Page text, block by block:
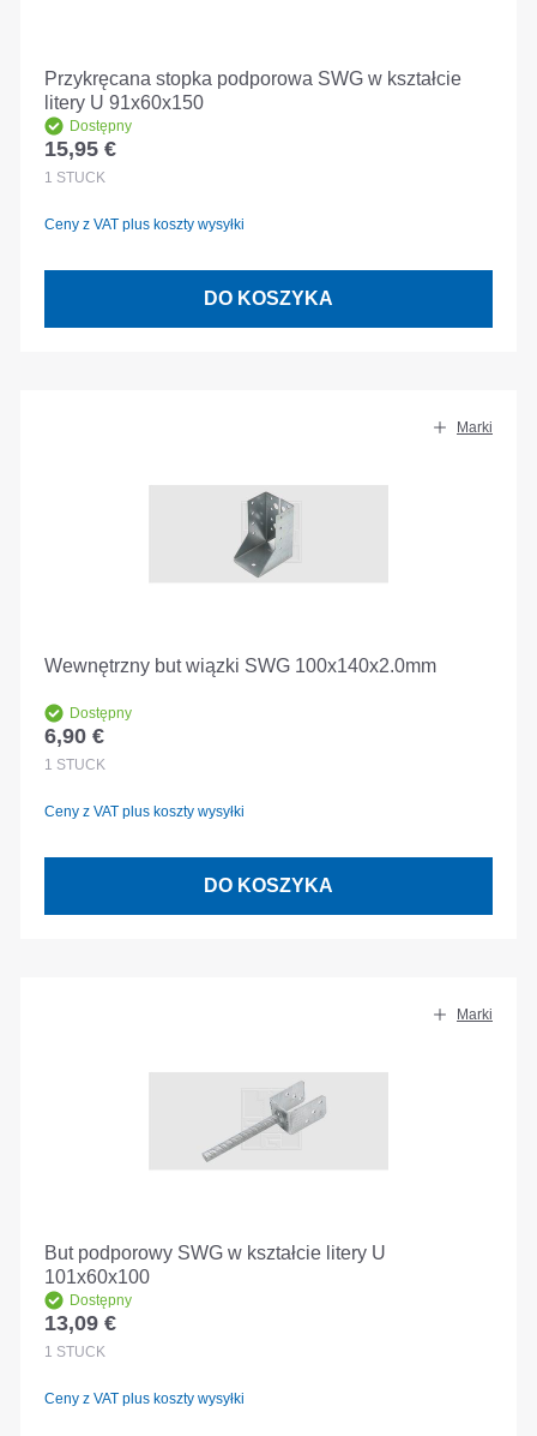
Przykręcana stopka podporowa SWG w kształcie
litery U 91x60x150
Dostępny
Cena regularna:
15,95 €
1 STÜCK
Ceny z VAT plus koszty wysyłki
DO KOSZYKA
Marki
Wewnętrzny but wiązki SWG 100x140x2.0mm
Dostępny
Cena regularna:
6,90 €
1 STÜCK
Ceny z VAT plus koszty wysyłki
DO KOSZYKA
Marki
But podporowy SWG w kształcie litery U
101x60x100
Dostępny
Cena regularna:
13,09 €
1 STÜCK
Ceny z VAT plus koszty wysyłki